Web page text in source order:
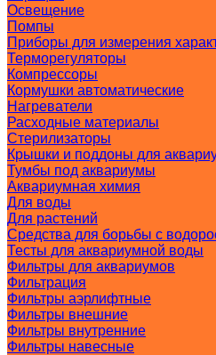
Освещение
Помпы
Приборы для измерения
Терморегуляторы
Компрессоры
Кормушки автоматические
Нагреватели
Расходные материалы
Стерилизаторы
Крышки и поддоны для
Тумбы под аквариумы
Аквариумная химия
Для воды
Для растений
Средства для борьбы с
Тесты для аквариумной воды
Фильтры для аквариумов
Фильтрация
Фильтры аэрлифтные
Фильтры внешние
Фильтры внутренние
Фильтры навесные